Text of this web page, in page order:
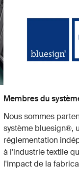
Membres du
Nous sommes
système bluesign®,
réglementation
à l'industrie textile
l'impact de la